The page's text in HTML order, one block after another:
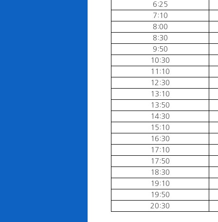
6:25
7:10
8:00
8:30
9:50
10:30
11:10
12:30
13:10
13:50
14:30
15:10
16:30
17:10
17:50
18:30
19:10
19:50
20:30